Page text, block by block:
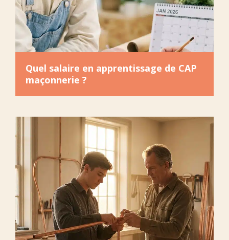
Quel salaire en apprentissage de CAP
maçonnerie ?